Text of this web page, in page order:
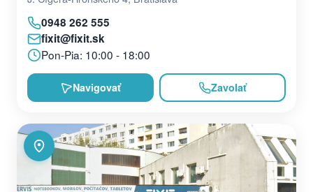
0948 262 555
fixit@fixit.sk
Pon-Pia: 10:00 - 18:00
Navigovať Zavolať